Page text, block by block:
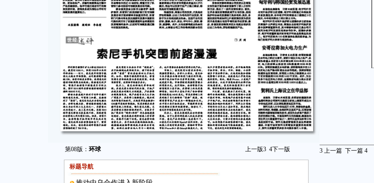
第08版： 环球 上一版3 4下一版
标题导航
3上一篇 下一篇 4